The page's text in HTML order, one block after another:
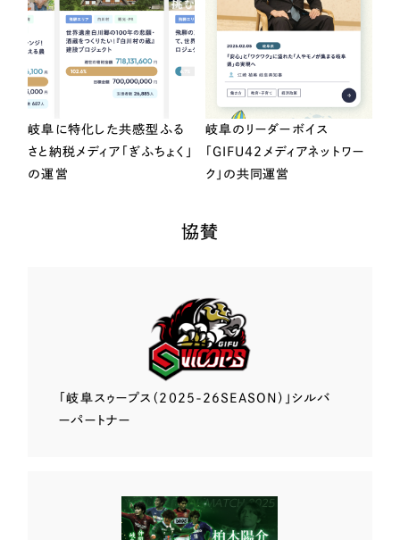
岐阜に特化した共感型ふる
さと納税メディア「ぎふちょく」
の運営
岐阜のリーダーボイス
「GIFU42メディアネットワー
ク」の共同運営
協賛
「岐阜スゥープス （2025-26SEASON）」 シルバ
ーパートナー